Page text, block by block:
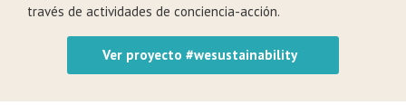
través de actividades de conciencia-acción.
Ver proyecto #wesustainability